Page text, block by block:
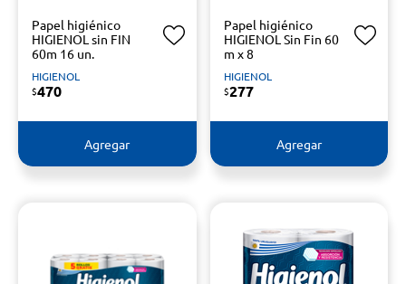
Papel higiénico
HIGIENOL sin FIN
60m 16 un.
HIGIENOL
$470
Agregar
Papel higiénico
HIGIENOL Sin Fin 60
m x 8
HIGIENOL
$277
Agregar